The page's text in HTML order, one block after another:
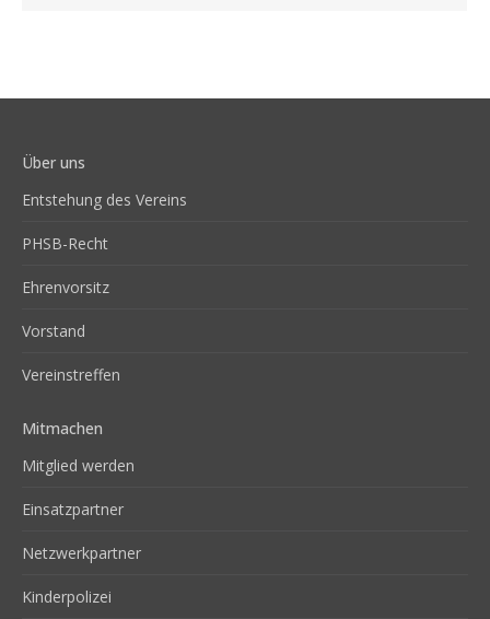
Über uns
Entstehung des Vereins
PHSB-Recht
Ehrenvorsitz
Vorstand
Vereinstreffen
Mitmachen
Mitglied werden
Einsatzpartner
Netzwerkpartner
Kinderpolizei